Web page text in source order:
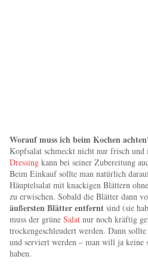
Worauf muss ich beim Kochen
Kopfsalat schmeckt nicht nur frisch und
Dressing kann bei seiner Zubereitung
Beim Einkauf sollte man natürlich
Häuptelsalat mit knackigen Blättern
zu erwischen. Sobald die Blätter dann
äußersten Blätter entfernt sind (sie
muss der grüne Salat nur noch kräftig
trockengeschleudert werden. Dann
und serviert werden – man will ja keine
haben.